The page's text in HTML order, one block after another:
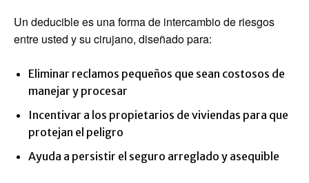
Un deducible es una forma de intercambio de riesgos
entre usted y su cirujano, diseñado para:
Eliminar reclamos pequeños que sean costosos de
manejar y procesar
Incentivar a los propietarios de viviendas para que
protejan el peligro
Ayuda a persistir el seguro arreglado y asequible